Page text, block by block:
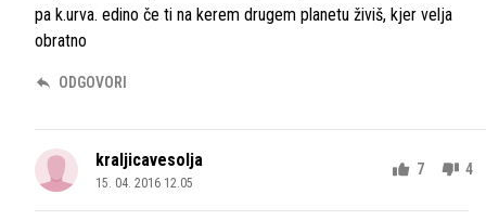
pa k.urva. edino če ti na kerem drugem planetu živiš, kjer velja
obratno
ODGOVORI
kraljicavesolja
15. 04. 2016 12.05
7 4